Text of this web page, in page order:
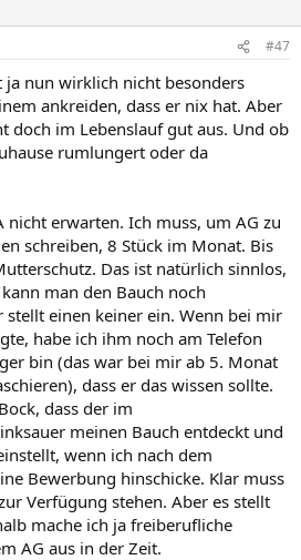
#47
ja nun wirklich nicht besonders
ankreiden, dass er nix hat. Aber
doch im Lebenslauf gut aus. Und ob
rumlungert oder da
nicht erwarten. Ich muss, um AG zu
schreiben, 8 Stück im Monat. Bis
Das ist natürlich sinnlos,
man den Bauch noch
stellt einen keiner ein. Wenn bei mir
habe ich ihm noch am Telefon
bin (das war bei mir ab 5. Monat
dass er das wissen sollte.
dass der im
meinen Bauch entdeckt und
wenn ich nach dem
Bewerbung hinschicke. Klar muss
Verfügung stehen. Aber es stellt
mache ich ja freiberufliche
AG aus in der Zeit.